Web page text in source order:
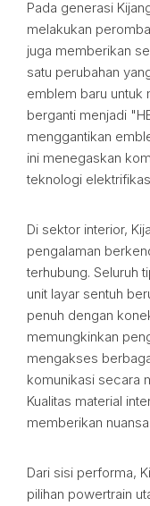
Pada generasi
melakukan
juga memberikan
satu perubahan
emblem baru untuk
berganti menjadi
menggantikan
ini menegaskan
teknologi
Di sektor interior,
pengalaman
terhubung. Seluruh
unit layar sentuh
penuh dengan
memungkinkan
mengakses
komunikasi secara
Kualitas material
memberikan
Dari sisi performa,
pilihan powertrain